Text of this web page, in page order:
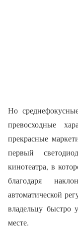
Но
превосходные
прекрасные
первый
кинотеатра, в
благодаря
автоматической
владельцу быстро
месте.